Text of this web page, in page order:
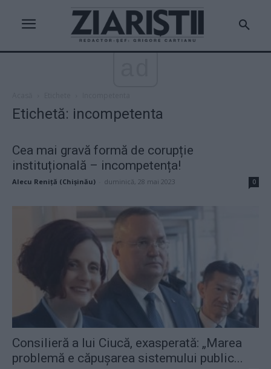
Etichetă: incompetenta
Cea mai gravă formă de corupție
instituțională – incompetența!
Alecu Reniță (Chișinău) duminică, 28 mai 2023 0
Consilieră a lui Ciucă, exasperată: „Marea
problemă e căpușarea sistemului public...